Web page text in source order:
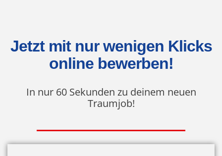
Jetzt mit nur wenigen Klicks
online bewerben!
In nur 60 Sekunden zu deinem neuen
Traumjob!